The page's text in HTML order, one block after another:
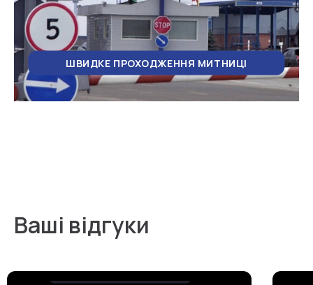
ШВИДКЕ ПРОХОДЖЕННЯ МИТНИЦІ
Ваші відгуки